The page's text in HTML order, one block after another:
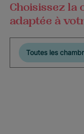
Choisissez la
adaptée à
Toutes les